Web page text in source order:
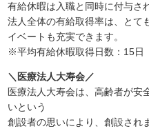
有給休暇は入職と同時に付与さ
法人全体の有給取得率は、とて
イベートも充実できます。
※平均有給休暇取得日数：15日
＼医療法人大寿会／
医療法人大寿会は、高齢者が安
いという
創設者の思いにより、創設され